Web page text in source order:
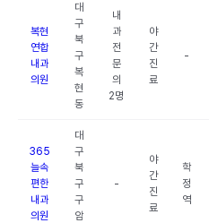
복현
연합
내과
의원
대
구
북
구
복
현
동
내
과
전
문
의
2명
야
간
진
료
-
365
늘속
편한
내과
의원
대
구
북
구
구
암
-
야
간
진
료
학
정
역